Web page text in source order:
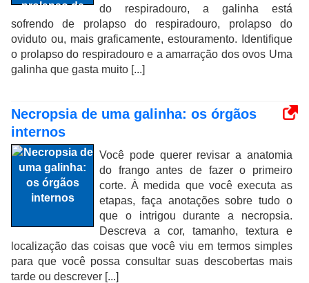
do respiradouro, a galinha está
sofrendo de prolapso do respiradouro, prolapso do
oviduto ou, mais graficamente, estouramento. Identifique
o prolapso do respiradouro e a amarração dos ovos Uma
galinha que gasta muito [...]
Necropsia de uma galinha: os órgãos
internos
Você pode querer revisar a anatomia
do frango antes de fazer o primeiro
corte. À medida que você executa as
etapas, faça anotações sobre tudo o
que o intrigou durante a necropsia.
Descreva a cor, tamanho, textura e
localização das coisas que você viu em termos simples
para que você possa consultar suas descobertas mais
tarde ou descrever [...]